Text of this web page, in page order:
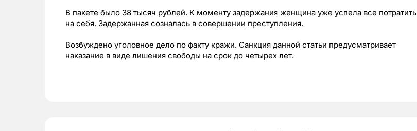
В пакете было 38 тысяч рублей. К моменту задержания женщина уже успела все потратить
на себя. Задержанная созналась в совершении преступления.
Возбуждено уголовное дело по факту кражи. Санкция данной статьи предусматривает
наказание в виде лишения свободы на срок до четырех лет.